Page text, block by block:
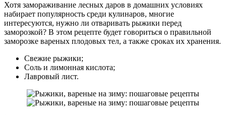
Хотя замораживание лесных даров в домашних условиях
набирает популярность среди кулинаров, многие
интересуются, нужно ли отваривать рыжики перед
заморозкой? В этом рецепте будет говориться о правильной
заморозке вареных плодовых тел, а также сроках их хранения.
Свежие рыжики;
Соль и лимонная кислота;
Лавровый лист.